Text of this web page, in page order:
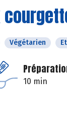
Végétarien
10 min